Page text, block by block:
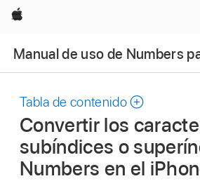
Apple
Manual de uso de Numbers
Tabla de contenido
Convertir los
subíndices o
Numbers en el